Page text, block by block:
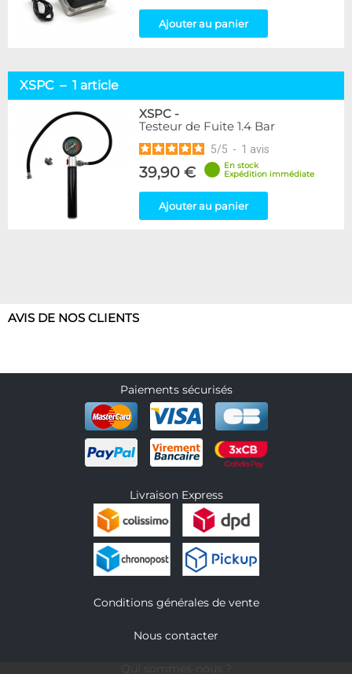
Ajouter au panier
XSPC – 1 article
XSPC -
Testeur de Fuite 1.4 Bar
5/5 - 1 avis
39,90 €
En stock
Expédition immédiate
Ajouter au panier
AVIS DE NOS CLIENTS
Paiements sécurisés
Livraison Express
Conditions générales de vente
Nous contacter